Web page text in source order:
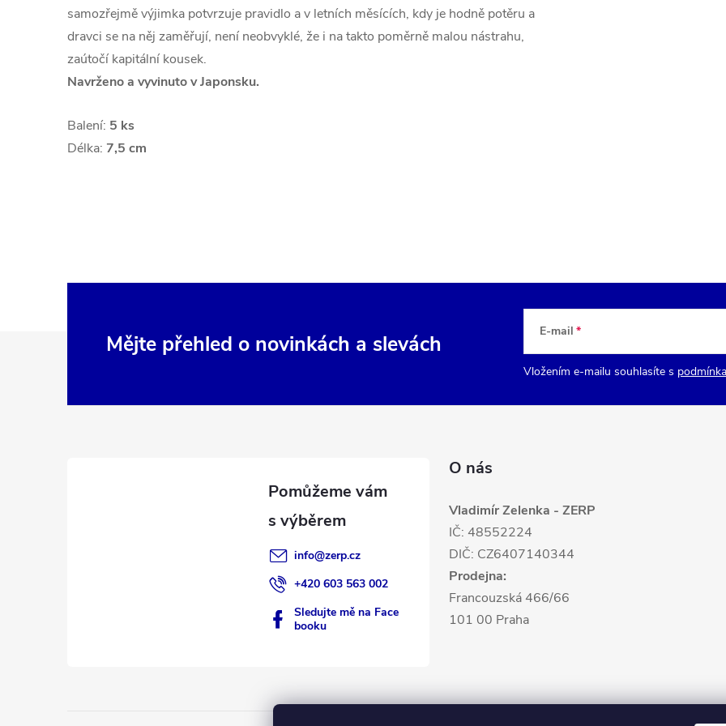
samozřejmě výjimka potvrzuje pravidlo a v letních měsících, kdy je hodně potěru a
dravci se na něj zaměřují, není neobvyklé, že i na takto poměrně malou nástrahu,
zaútočí kapitální kousek.
Navrženo a vyvinuto v Japonsku.
Balení: 5 ks
Délka: 7,5 cm
Mějte přehled o novinkách a slevách E-mail
Vložením e-mailu souhlasíte s
info@zerp.cz
+420 603 563 002
Sledujte mě na Face
booku
O nás
Vladimír Zelenka - ZERP
IČ: 48552224
DIČ: CZ6407140344
Prodejna:
Francouzská 466/66
101 00 Praha